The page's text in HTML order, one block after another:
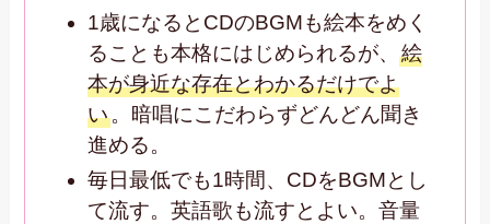
1歳になるとCDのBGMも絵本をめく
ることも本格にはじめられるが、 絵
本が身近な存在とわかるだけでよ
い。暗唱にこだわらずどんどん聞き
進める。
毎日最低でも1時間、CDをBGMとし
て流す。英語歌も流すとよい。音量